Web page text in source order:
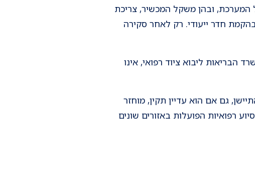
המערכת, ובהן משקל המכשיר, צריכת
חדר ייעודי. רק לאחר סקירה
הבריאות ליבוא ציוד רפואי, אינו
גם אם הוא עדיין תקין, מוחזר
רפואיות הפועלות באזורים שונים